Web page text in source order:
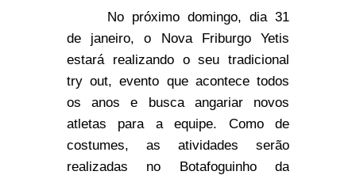
No próximo domingo, dia 31
de janeiro, o Nova Friburgo Yetis
estará realizando o seu tradicional
try out, evento que acontece todos
os anos e busca angariar novos
atletas para a equipe. Como de
costumes, as atividades serão
realizadas no Botafoguinho da